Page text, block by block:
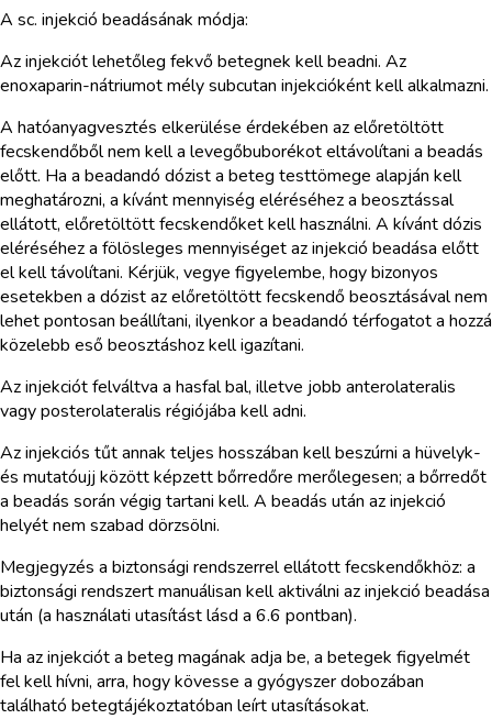
A sc. injekció beadásának módja:
Az injekciót lehetőleg fekvő betegnek kell beadni. Az
enoxaparin-nátriumot mély subcutan injekcióként kell alkalmazni.
A hatóanyagvesztés elkerülése érdekében az előretöltött
fecskendőből nem kell a levegőbuborékot eltávolítani a beadás
előtt. Ha a beadandó dózist a beteg testtömege alapján kell
meghatározni, a kívánt mennyiség eléréséhez a beosztással
ellátott, előretöltött fecskendőket kell használni. A kívánt dózis
eléréséhez a fölösleges mennyiséget az injekció beadása előtt
el kell távolítani. Kérjük, vegye figyelembe, hogy bizonyos
esetekben a dózist az előretöltött fecskendő beosztásával nem
lehet pontosan beállítani, ilyenkor a beadandó térfogatot a hozzá
közelebb eső beosztáshoz kell igazítani.
Az injekciót felváltva a hasfal bal, illetve jobb anterolateralis
vagy posterolateralis régiójába kell adni.
Az injekciós tűt annak teljes hosszában kell beszúrni a hüvelyk-
és mutatóujj között képzett bőrredőre merőlegesen; a bőrredőt
a beadás során végig tartani kell. A beadás után az injekció
helyét nem szabad dörzsölni.
Megjegyzés a biztonsági rendszerrel ellátott fecskendőkhöz: a
biztonsági rendszert manuálisan kell aktiválni az injekció beadása
után (a használati utasítást lásd a 6.6 pontban).
Ha az injekciót a beteg magának adja be, a betegek figyelmét
fel kell hívni, arra, hogy kövesse a gyógyszer dobozában
található betegtájékoztatóban leírt utasításokat.